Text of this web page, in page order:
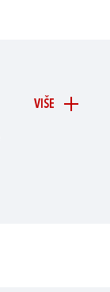
VIŠE